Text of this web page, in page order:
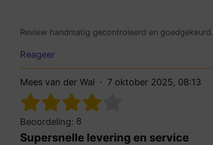
Review handmatig gecontroleerd en goedgekeurd.
Reageer
Mees van der Wal 7 oktober 2025, 08:13
Beoordeling: 8
Supersnelle levering en service